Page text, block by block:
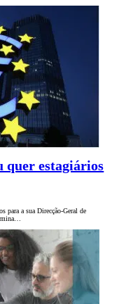
quer estagiários
para a sua Direcção-Geral de